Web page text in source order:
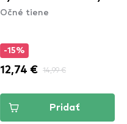
Očné tiene
-15%
12,74 € 14,99 €
Pridať